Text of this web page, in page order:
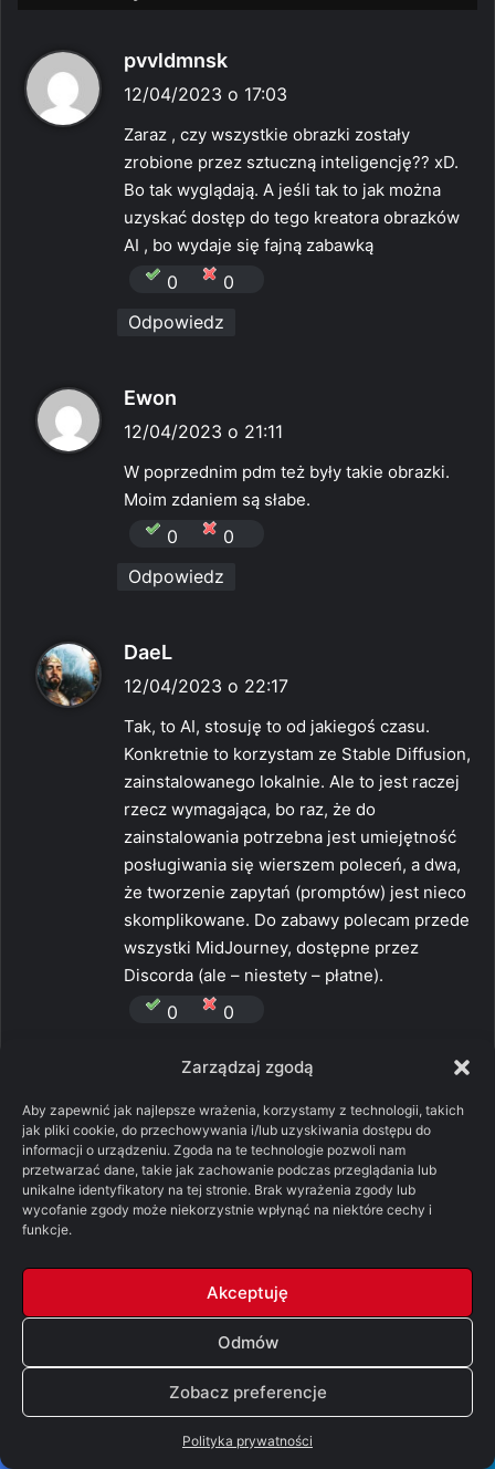
Zarządzaj zgodą
Aby zapewnić jak najlepsze wrażenia, korzystamy z technologii, takich
jak pliki cookie, do przechowywania i/lub uzyskiwania dostępu do
informacji o urządzeniu. Zgoda na te technologie pozwoli nam
przetwarzać dane, takie jak zachowanie podczas przeglądania lub
unikalne identyfikatory na tej stronie. Brak wyrażenia zgody lub
wycofanie zgody może niekorzystnie wpłynąć na niektóre cechy i
funkcje.
Akceptuję
Odmów
Zobacz preferencje
Polityka prywatności
pvvldmnsk
i
e
:
12/04/2023 o 17:03
Zaraz , czy wszystkie obrazki zostały
zrobione przez sztuczną inteligencję?? xD.
Bo tak wyglądają. A jeśli tak to jak można
uzyskać dostęp do tego kreatora obrazków
AI , bo wydaje się fajną zabawką
0
0
Odpowiedz
Ewon
i
12/04/2023 o 21:11
W poprzednim pdm też były takie obrazki.
Moim zdaniem są słabe.
0
0
Odpowiedz
DaeL
i
z
e
:
12/04/2023 o 22:17
Tak, to AI, stosuję to od jakiegoś czasu.
Konkretnie to korzystam ze Stable Diffusion,
zainstalowanego lokalnie. Ale to jest raczej
rzecz wymagająca, bo raz, że do
zainstalowania potrzebna jest umiejętność
posługiwania się wierszem poleceń, a dwa,
że tworzenie zapytań (promptów) jest nieco
skomplikowane. Do zabawy polecam przede
wszystki MidJourney, dostępne przez
Discorda (ale – niestety – płatne).
0
0
ManiekPRL p
i
s
e
:
13/04/2023 o 09:34
Jeżeli chodzi o Allisera Thorne’a to do
człowieka, który bez trudu wykrzyczałby
Jonowi wszystko co ma mu za złe, być może
w ostateczności nawet rzucił się na niego z
mieczem. Udział w spisku, osoby, która była
stanu rycerskiego, nie pasuje mi do jego
zachowania i poglądów. Poza tym Jon